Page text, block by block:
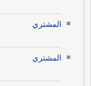
المشتري
المشتري